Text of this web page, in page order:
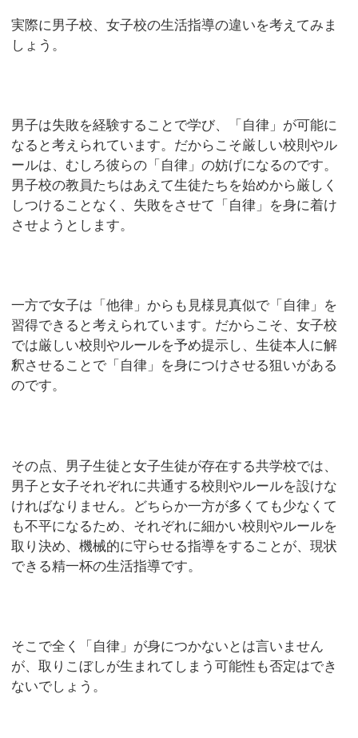
実際に男子校、女子校の生活指導の違いを考えてみま
しょう。
男子は失敗を経験することで学び、「自律」が可能に
なると考えられています。だからこそ厳しい校則やル
ールは、むしろ彼らの「自律」の妨げになるのです。
男子校の教員たちはあえて生徒たちを始めから厳しく
しつけることなく、失敗をさせて「自律」を身に着け
させようとします。
一方で女子は「他律」からも見様見真似で「自律」を
習得できると考えられています。だからこそ、女子校
では厳しい校則やルールを予め提示し、生徒本人に解
釈させることで「自律」を身につけさせる狙いがある
のです。
その点、男子生徒と女子生徒が存在する共学校では、
男子と女子それぞれに共通する校則やルールを設けな
ければなりません。どちらか一方が多くても少なくて
も不平になるため、それぞれに細かい校則やルールを
取り決め、機械的に守らせる指導をすることが、現状
できる精一杯の生活指導です。
そこで全く「自律」が身につかないとは言いません
が、取りこぼしが生まれてしまう可能性も否定はでき
ないでしょう。